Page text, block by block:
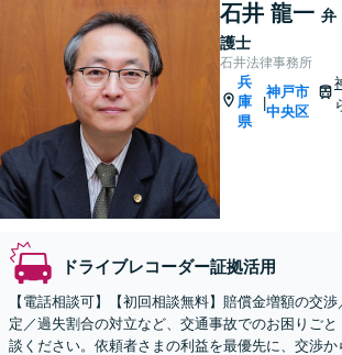
石井 龍一 弁
護士
石井法律事務所
兵
庫
県
|
神戸市
中央区
ドライブレコーダー証拠活用
【電話相談可】【初回相談無料】賠償金増額の交
定／過失割合の対立など、交通事故でのお困りご
談ください。依頼者さまの利益を最優先に、交渉か